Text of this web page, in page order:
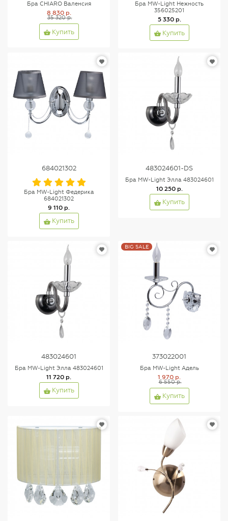
Бра CHIARO Валенсия
8 830 р.
35 320 р.
Купить
Бра MW-Light Нежность
356025201
5 330 р.
Купить
684021302
Бра MW-Light Федерика
684021302
9 110 р.
Купить
483024601-DS
Бра MW-Light Элла 483024601
10 250 р.
Купить
483024601
Бра MW-Light Элла 483024601
11 720 р.
Купить
BIG SALE
373022001
Бра MW-Light Адель
1 970 р.
6 550 р.
Купить